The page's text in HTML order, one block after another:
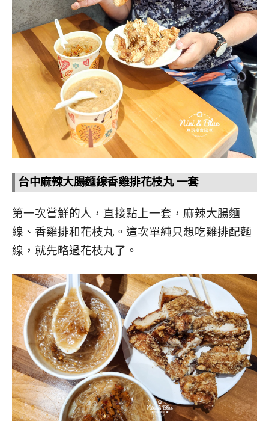
台中麻辣大腸麵線香雞排花枝丸 一套
第一次嘗鮮的人，直接點上一套，麻辣大腸麵
線、香雞排和花枝丸。這次單純只想吃雞排配麵
線，就先略過花枝丸了。